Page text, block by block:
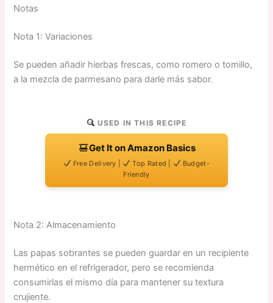
Notas
Nota 1: Variaciones
Se pueden añadir hierbas frescas, como romero o tomillo,
a la mezcla de parmesano para darle más sabor.
USED IN THIS RECIPE
Get It on Amazon Basics
Free Delivery | Top Rated |
Budget-
Friendly
Nota 2: Almacenamiento
Las papas sobrantes se pueden guardar en un recipiente
hermético en el refrigerador, pero se recomienda
consumirlas el mismo día para mantener su textura
crujiente.